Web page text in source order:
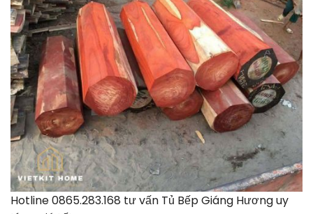
Hotline 0865.283.168 tư vấn Tủ Bếp Giáng Hương uy